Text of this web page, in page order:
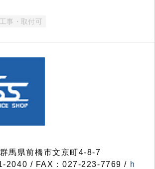
工事・取付可
馬県前橋市文京町4-8-7
2040 / FAX：027-223-7769 / h